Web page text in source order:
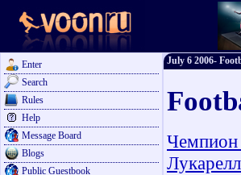
Enter
Search
Rules
Help
Message Board
Blogs
Public Guestbook
July 6 2006-
Чемпион